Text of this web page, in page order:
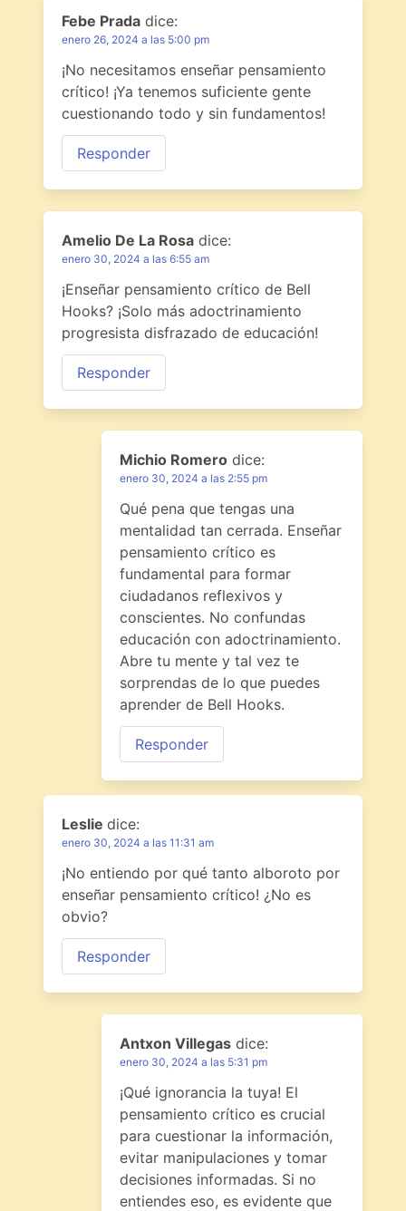
Febe Prada dice:
enero 26, 2024 a las 5:00 pm
¡No necesitamos enseñar pensamiento
crítico! ¡Ya tenemos suficiente gente
cuestionando todo y sin fundamentos!
Responder
Amelio De La Rosa dice:
enero 30, 2024 a las 6:55 am
¡Enseñar pensamiento crítico de Bell
Hooks? ¡Solo más adoctrinamiento
progresista disfrazado de educación!
Responder
Michio Romero dice:
enero 30, 2024 a las 2:55 pm
Qué pena que tengas una
mentalidad tan cerrada. Enseñar
pensamiento crítico es
fundamental para formar
ciudadanos reflexivos y
conscientes. No confundas
educación con adoctrinamiento.
Abre tu mente y tal vez te
sorprendas de lo que puedes
aprender de Bell Hooks.
Responder
Leslie dice:
enero 30, 2024 a las 11:31 am
¡No entiendo por qué tanto alboroto por
enseñar pensamiento crítico! ¿No es
obvio?
Responder
Antxon Villegas dice:
enero 30, 2024 a las 5:31 pm
¡Qué ignorancia la tuya! El
pensamiento crítico es crucial
para cuestionar la información,
evitar manipulaciones y tomar
decisiones informadas. Si no
entiendes eso, es evidente que